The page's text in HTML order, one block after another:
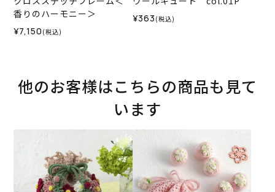
香りのハーモニー＞
¥7,150 (税込)
¥363 (税込)
他のお客様はこちらの商品も見て
います